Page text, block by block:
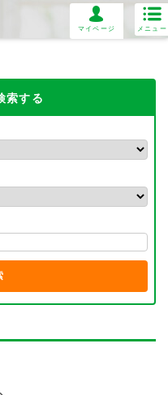
マイページ メニュー
索する